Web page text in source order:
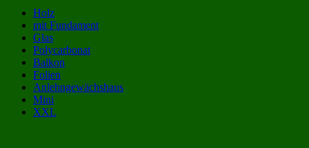
Holz
mit Fundament
Glas
Polycarbonat
Balkon
Folien
Anlehngewächshaus
Mini
XXL